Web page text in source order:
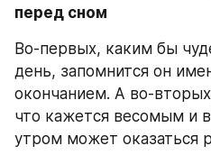
перед сном
Во-первых, каким бы
день, запомнится он
окончанием. А во-
что кажется весомым и
утром может оказаться